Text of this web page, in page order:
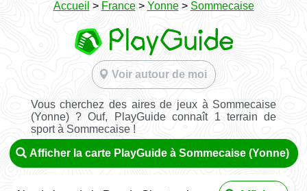
Accueil > France> Yonne> Sommecaise
Voir autour de moi
Vous cherchez des aires de jeux à Sommecaise
(Yonne) ? Ouf, PlayGuide connaît 1 terrain de
sport à Sommecaise !
Afficher la carte PlayGuide à Sommecaise (Yonne)